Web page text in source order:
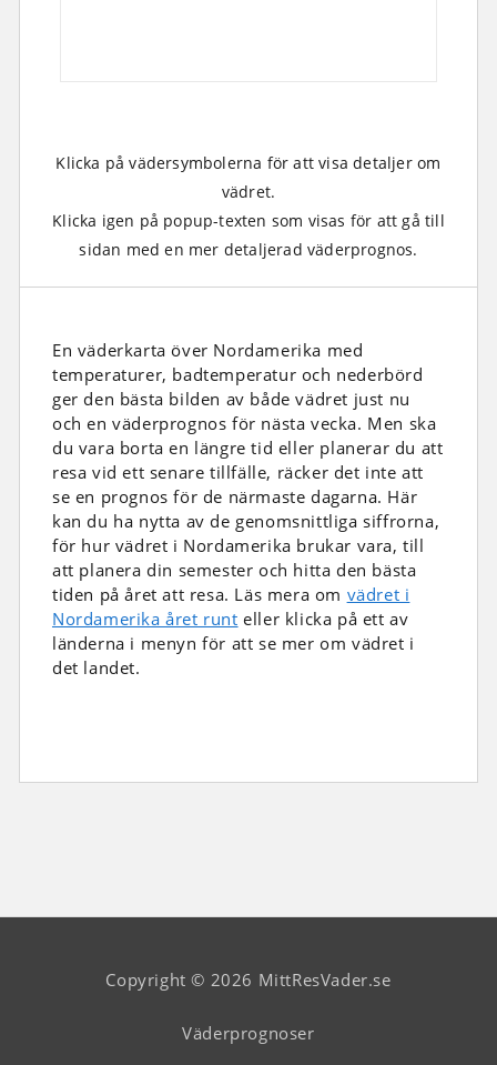
Klicka på vädersymbolerna för att visa detaljer om
vädret.
Klicka igen på popup-texten som visas för att gå till
sidan med en mer detaljerad väderprognos.
En väderkarta över Nordamerika med
temperaturer, badtemperatur och nederbörd
ger den bästa bilden av både vädret just nu
och en väderprognos för nästa vecka. Men ska
du vara borta en längre tid eller planerar du att
resa vid ett senare tillfälle, räcker det inte att
se en prognos för de närmaste dagarna. Här
kan du ha nytta av de genomsnittliga siffrorna,
för hur vädret i Nordamerika brukar vara, till
att planera din semester och hitta den bästa
tiden på året att resa. Läs mera om vädret i
Nordamerika året runt eller klicka på ett av
länderna i menyn för att se mer om vädret i
det landet.
Copyright © 2026 MittResVader.se
Väderprognoser